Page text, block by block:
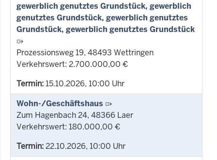
gewerblich genutztes Grundstück, gewerblich
genutztes Grundstück, gewerblich genutztes
Grundstück, gewerblich genutztes Grundstück
Prozessionsweg 19, 48493 Wettringen
Verkehrswert: 2.700.000,00 €
Termin:15.10.2026, 10:00 Uhr
Wohn-/Geschäftshaus
Zum Hagenbach 24, 48366 Laer
Verkehrswert: 180.000,00 €
Termin:22.10.2026, 10:00 Uhr